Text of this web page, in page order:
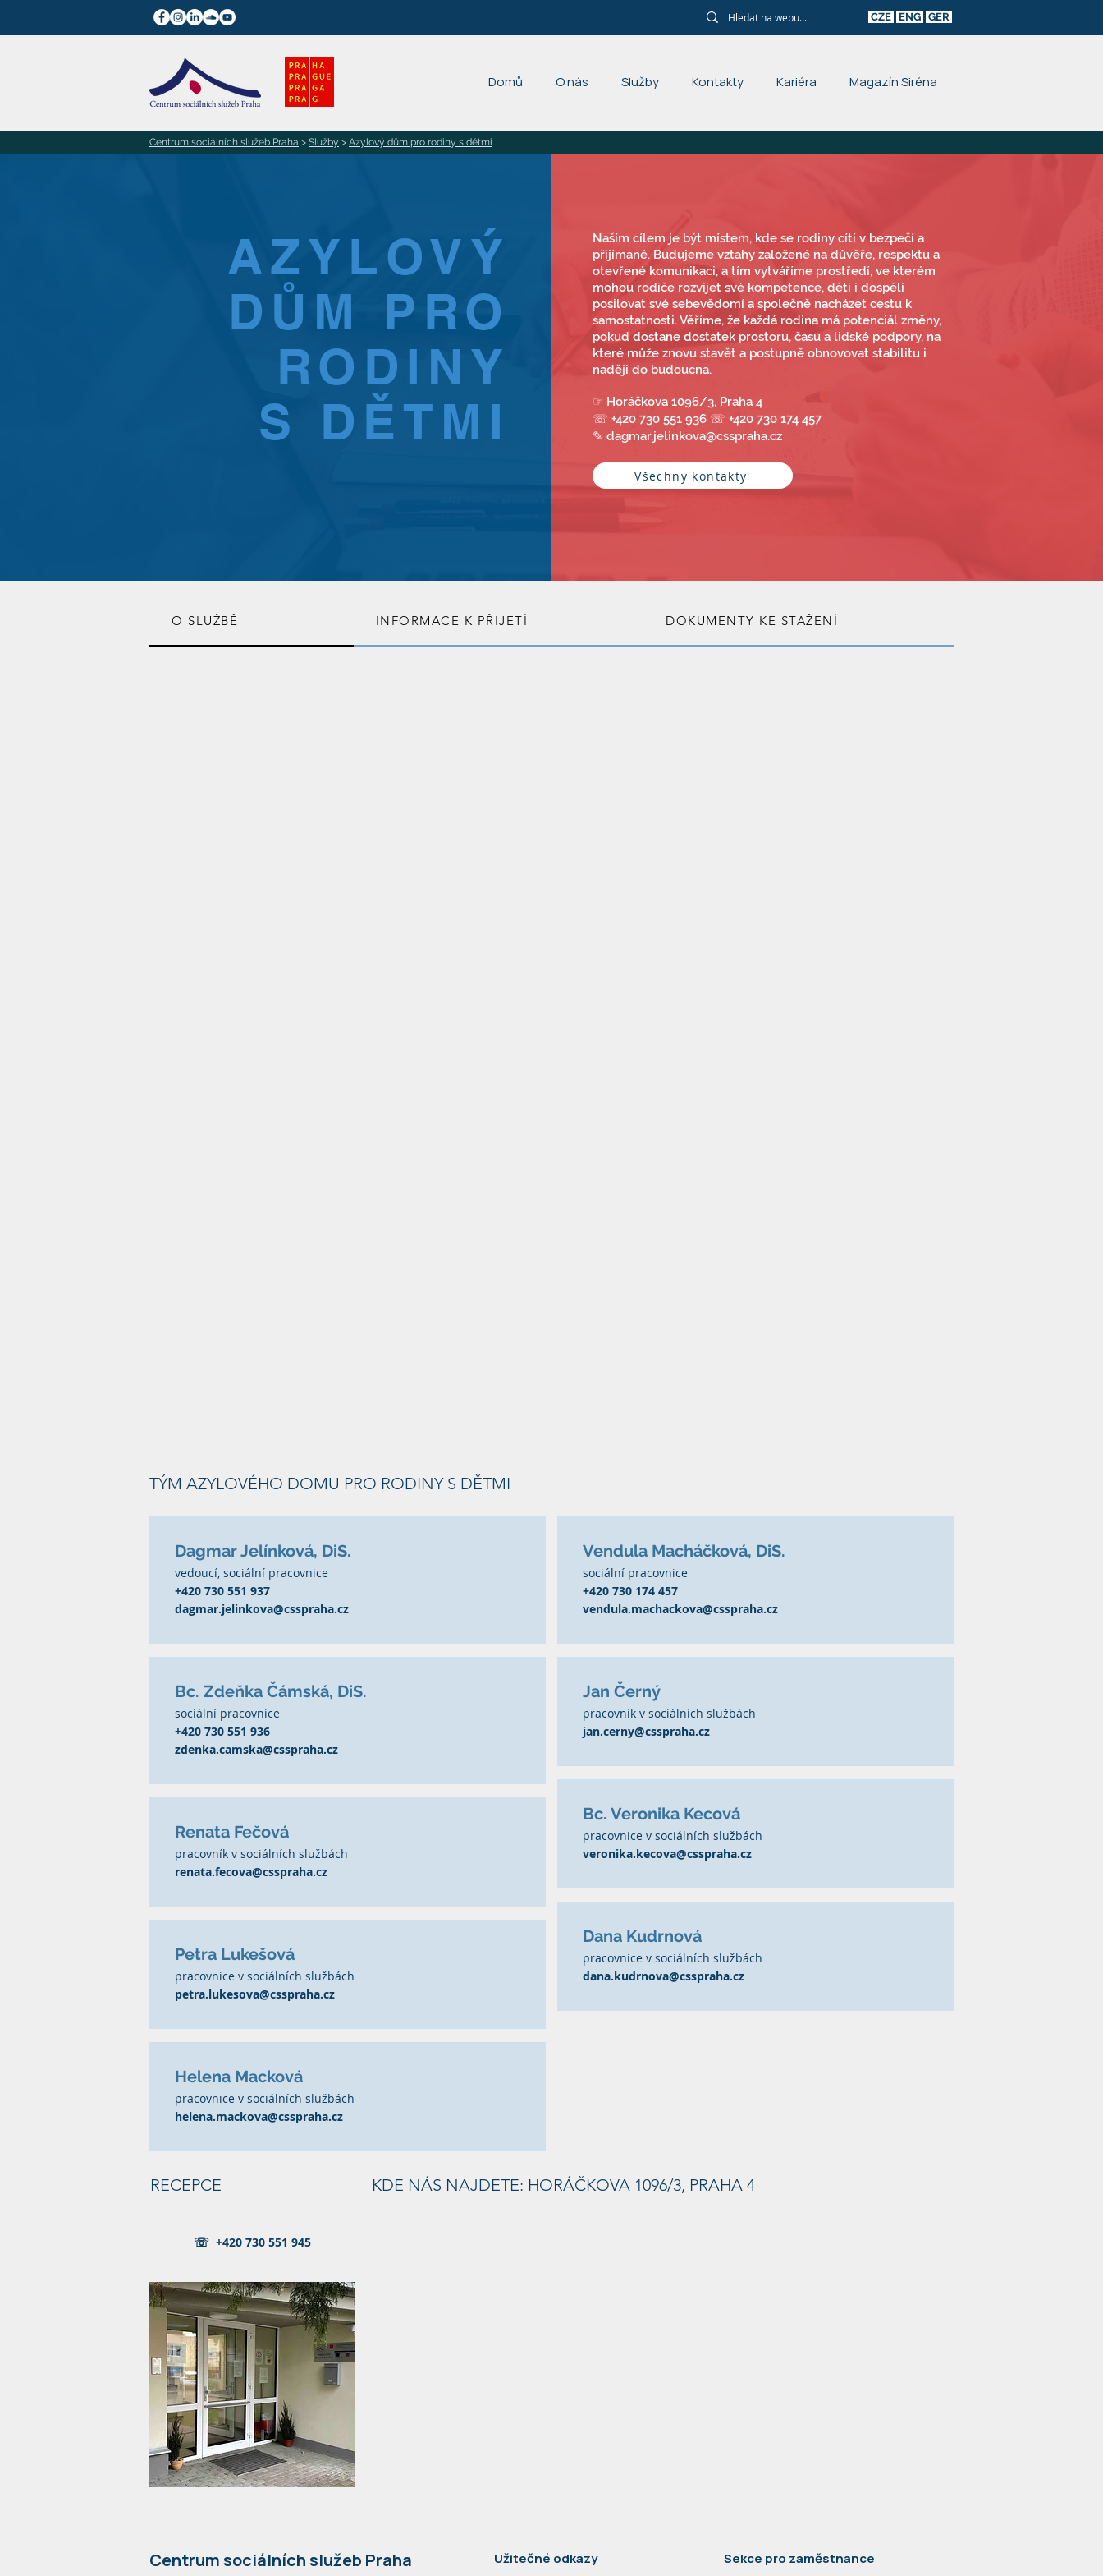
CZE ENG GER
Domů O nás Služby Kontakty Kariéra Magazín Siréna
Centrum sociálních služeb Praha > Služby > Azylový dům pro rodiny s dětmi
AZYLOVÝ
DŮM PRO
RODINY
S DĚTMI
Naším cílem je být místem, kde se rodiny cítí v bezpečí a
přijímané. Budujeme vztahy založené na důvěře, respektu a
otevřené komunikaci, a tím vytváříme prostředí, ve kterém
mohou rodiče rozvíjet své kompetence, děti i dospělí
posilovat své sebevědomí a společně nacházet cestu k
samostatnosti. Věříme, že každá rodina má potenciál změny,
pokud dostane dostatek prostoru, času a lidské podpory, na
které může znovu stavět a postupně obnovovat stabilitu i
naději do budoucna.
☞ Horáčkova 1096/3, Praha 4
☏ +420 730 551 936 ☏ +420 730 174 457
✎ dagmar.jelinkova@csspraha.cz
Všechny kontakty
O SLUŽBĚ INFORMACE K PŘIJETÍ DOKUMENTY KE STAŽENÍ
TÝM AZYLOVÉHO DOMU PRO RODINY S DĚTMI
Dagmar Jelínková, DiS.
vedoucí, sociální pracovnice
+420 730 551 937
dagmar.jelinkova@csspraha.cz
Bc. Zdeňka Čámská, DiS.
sociální pracovnice
+420 730 551 936
zdenka.camska@csspraha.cz
Renata Fečová
pracovník v sociálních službách
renata.fecova@csspraha.cz
Petra Lukešová
pracovnice v sociálních službách
petra.lukesova@csspraha.cz
Helena Macková
pracovnice v sociálních službách
helena.mackova@csspraha.cz
Vendula Macháčková, DiS.
sociální pracovnice
+420 730 174 457
vendula.machackova@csspraha.cz
Jan Černý
pracovník v sociálních službách
jan.cerny@csspraha.cz
Bc. Veronika Kecová
pracovnice v sociálních službách
veronika.kecova@csspraha.cz
Dana Kudrnová
pracovnice v sociálních službách
dana.kudrnova@csspraha.cz
RECEPCE
☏ +420 730 551 945
KDE NÁS NAJDETE: HORÁČKOVA 1096/3, PRAHA 4
Centrum sociálních služeb Praha Užitečné odkazy Sekce pro zaměstnance